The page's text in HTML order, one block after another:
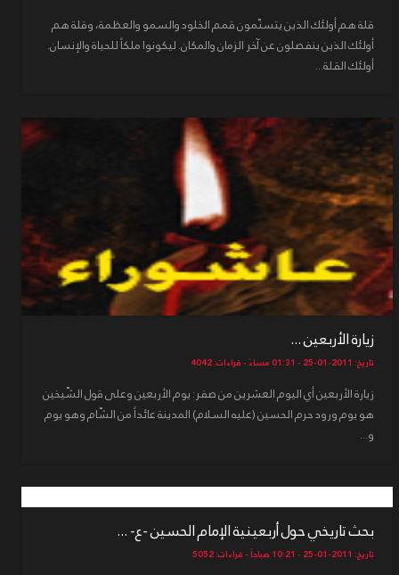
قلة هم أولئك الذين يتسنّمون قمم الخلود والسمو والعظمة، وقلة هم
أولئك الذين ينفصلون عن آخر الزمان والمكان. ليكونوا ملكاً للحياة والإنسان.
أولئك القلة...
زيارة الأربعين ...
تاريخ: 2011-01-25 - 01:31 مساءً - قراءات: 4042
زيارة الأربعين أي اليوم العشرين من صفر: يوم الأربعين وعلى قول الشّيخين
هو يوم ورود حرم الحسين (عليه السلام) المدينة عائداً من الشّام وهو يوم
و...
بحث تاريخي حول أربعينية الإمام الحسين -ع- ...
تاريخ: 2011-01-25 - 10:21 صباحاً - قراءات: 5052